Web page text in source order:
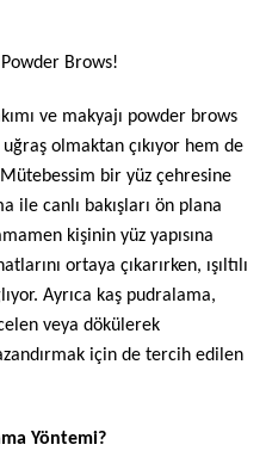
Brows!
ve makyajı powder brows
olmaktan çıkıyor hem de
bir yüz çehresine
ile canlı bakışları ön plana
kişinin yüz yapısına
ortaya çıkarırken, ışıltılı
Ayrıca kaş pudralama,
veya dökülerek
için de tercih edilen
Yöntemi?